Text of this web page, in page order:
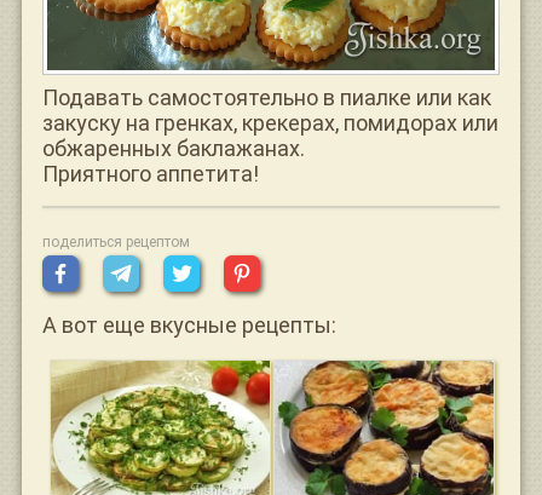
Подавать самостоятельно в пиалке или как
закуску на гренках, крекерах, помидорах или
обжаренных баклажанах.
Приятного аппетита!
поделиться рецептом
А вот еще вкусные рецепты: